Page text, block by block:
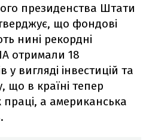
президенства Штати
що фондові
нині рекордні
отримали 18
у вигляді інвестицій та
що в країні тепер
а американська